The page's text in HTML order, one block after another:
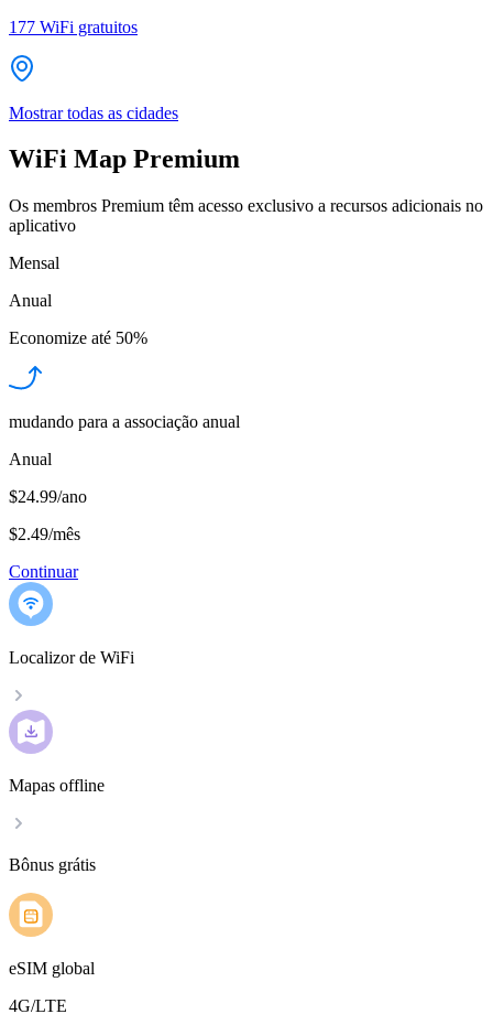
177 WiFi gratuitos
Mostrar todas as cidades
WiFi Map Premium
Os membros Premium têm acesso exclusivo a recursos adicionais no
aplicativo
Mensal
Anual
Economize até 50%
mudando para a associação anual
Anual
$24.99/ano
$2.49/mês
Continuar
Localizor de WiFi
Mapas offline
Bônus grátis
eSIM global
4G/LTE